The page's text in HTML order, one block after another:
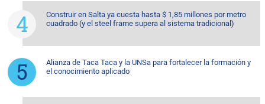
Construir en Salta ya cuesta hasta $ 1,85 millones por metro
cuadrado (y el steel frame supera al sistema tradicional)
Alianza de Taca Taca y la UNSa para fortalecer la formación y
el conocimiento aplicado